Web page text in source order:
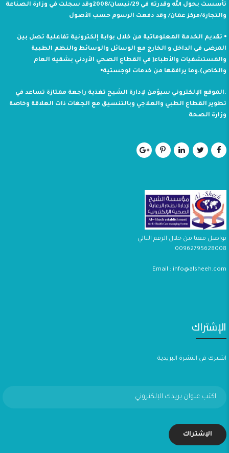
تأسست بحول الله وقدرته في 29/نيسان/2008وقد سجلت في وزارة الصناعة
والتجارة/مركز عمان/ وقد دفعت الرسوم حسب الأصول
⦁ تقديم الخدمة المعلوماتية من خلال بوابة إلكترونية تفاعلية تصل بين
المرضى في الداخل و الخارج مع الوسائل والوسائط والنظم الطبية
والمستشفيات والأطباء( في القطاع الصحي الأردني بشقيه العام
والخاص).وما يرافقها من خدمات لوجستية⦁
.الموقع الإلكتروني سيؤمن لإدارة الشيح تغذية راجعة ممتازة تساعد في
تطوير القطاع الطبي والعلاجي وبالتنسيق مع الجهات ذات العلاقة وخاصة
وزارة الصحة
تواصل معنا من خلال الرقم التالي
00962795628008
Email : info@alsheeh.com
الإشتراك
اشترك في النشرة البريدية